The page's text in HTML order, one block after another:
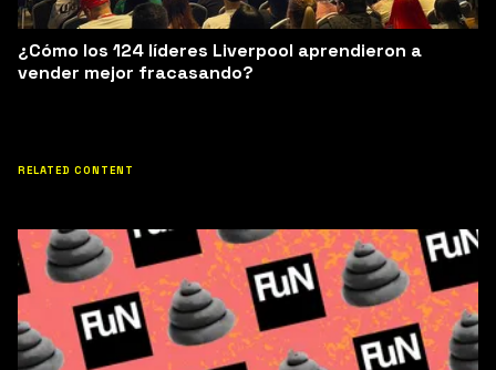
¿Cómo los 124 líderes Liverpool aprendieron a
vender mejor fracasando?
RELATED CONTENT